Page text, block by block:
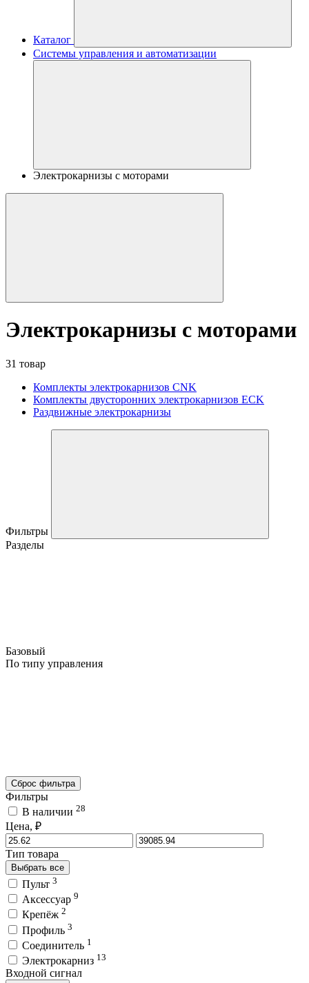
Каталог
Системы управления и автоматизации
Электрокарнизы с моторами
Электрокарнизы с моторами
31 товар
Комплекты электрокарнизов CNK
Комплекты двусторонних электрокарнизов ECK
Раздвижные электрокарнизы
Фильтры
Разделы
Базовый
По типу управления
Сброс фильтра
Фильтры
В наличии 28
Цена, ₽
Тип товара
Выбрать все
Пульт 3
Аксессуар 9
Крепёж 2
Профиль 3
Соединитель 1
Электрокарниз 13
Входной сигнал